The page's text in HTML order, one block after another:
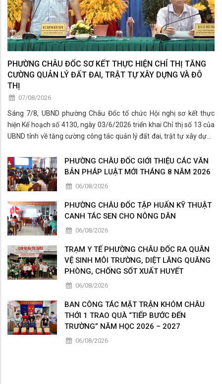
PHƯỜNG CHÂU ĐỐC SƠ KẾT THỰC HIỆN CHỈ THỊ TĂNG
CƯỜNG QUẢN LÝ ĐẤT ĐAI, TRẬT TỰ XÂY DỰNG VÀ ĐÔ
THỊ
07/08/2026
Sáng 7/8, UBND phường Châu Đốc tổ chức Hội nghị sơ kết thực
hiện Kế hoạch số 4130, ngày 03/6/2026 triển khai Chỉ thị số 13 của
UBND tỉnh về tăng cường công tác quản lý đất đai, trật tự xây dựng
PHƯỜNG CHÂU ĐỐC GIỚI THIỆU CÁC VĂN
BẢN PHÁP LUẬT MỚI THÁNG 8 NĂM 2026
06/08/2026
PHƯỜNG CHÂU ĐỐC TẬP HUẤN KỸ THUẬT
CANH TÁC SEN CHO NÔNG DÂN
06/08/2026
TRẠM Y TẾ PHƯỜNG CHÂU ĐỐC RA QUÂN
VỆ SINH MÔI TRƯỜNG, DIỆT LĂNG QUĂNG
PHÒNG, CHỐNG SỐT XUẤT HUYẾT
06/08/2026
BAN CÔNG TÁC MẶT TRẬN KHÓM CHÂU
THỚI 1 TRAO QUÀ “TIẾP BƯỚC ĐẾN
TRƯỜNG” NĂM HỌC 2026 – 2027
06/08/2026